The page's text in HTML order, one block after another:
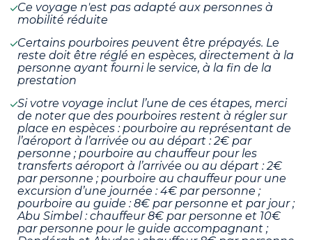
Ce voyage n'est pas adapté aux personnes à
mobilité réduite
Certains pourboires peuvent être prépayés. Le
reste doit être réglé en espèces, directement à la
personne ayant fourni le service, à la fin de la
prestation
Si votre voyage inclut l’une de ces étapes, merci
de noter que des pourboires restent à régler sur
place en espèces : pourboire au représentant de
l’aéroport à l’arrivée ou au départ : 2€ par
personne ; pourboire au chauffeur pour les
transferts aéroport à l’arrivée ou au départ : 2€
par personne ; pourboire au chauffeur pour une
excursion d’une journée : 4€ par personne ;
pourboire au guide : 8€ par personne et par jour ;
Abu Simbel : chauffeur 8€ par personne et 10€
par personne pour le guide accompagnant ;